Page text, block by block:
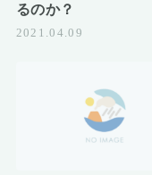
るのか？
2021.04.09